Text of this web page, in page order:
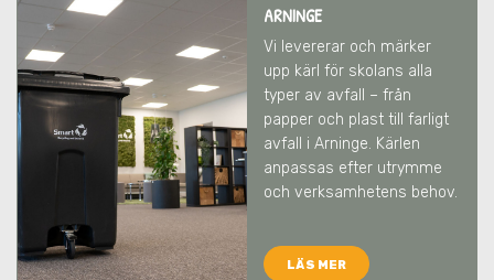
ARNINGE
Vi levererar och märker
upp kärl för skolans alla
typer av avfall – från
papper och plast till farligt
avfall i Arninge. Kärlen
anpassas efter utrymme
och verksamhetens behov.
LÄS MER